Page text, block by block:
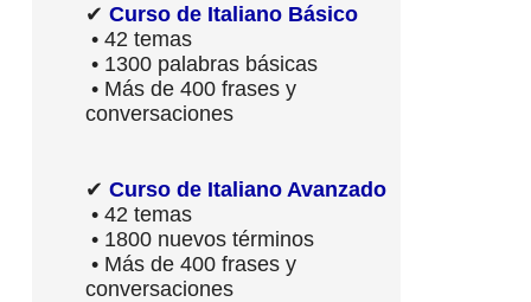
✔ Curso de Italiano Básico
• 42 temas
• 1300 palabras básicas
• Más de 400 frases y
conversaciones
✔ Curso de Italiano Avanzado
• 42 temas
• 1800 nuevos términos
• Más de 400 frases y
conversaciones